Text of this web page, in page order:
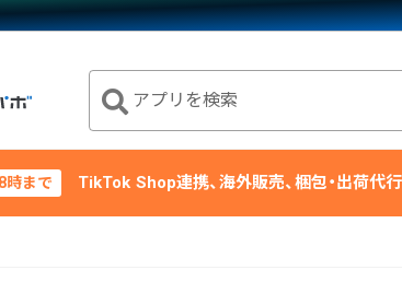
アプリを検索
時まで TikTok Shop連携、海外販売、梱包・出荷代